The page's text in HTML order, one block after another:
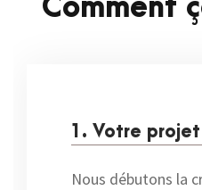
Comment
1. Votre projet
Nous débutons la